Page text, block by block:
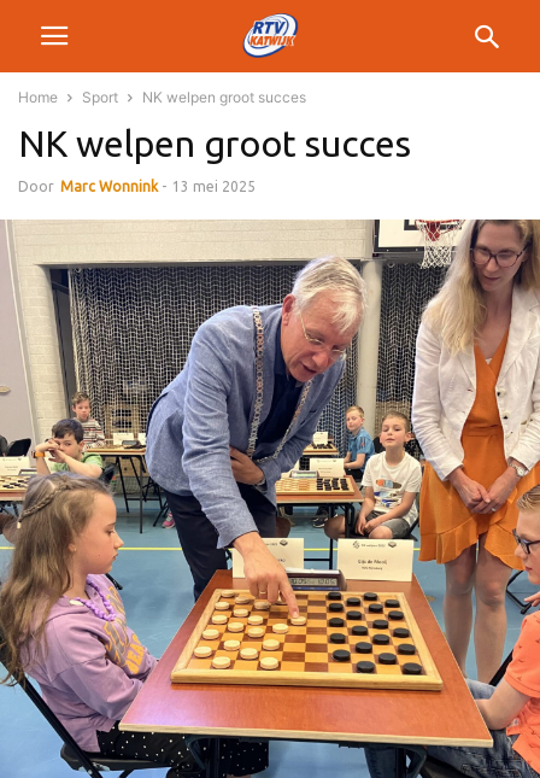
Home Sport NK welpen groot succes
NK welpen groot succes
Door Marc Wonnink - 13 mei 2025